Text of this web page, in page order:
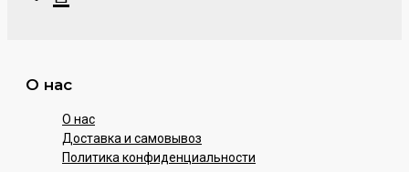
О нас
О нас
Доставка и самовывоз
Политика конфиденциальности